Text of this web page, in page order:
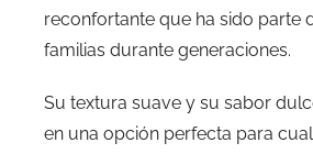
reconfortante que ha sido parte
familias durante generaciones.
Su textura suave y su sabor
en una opción perfecta para